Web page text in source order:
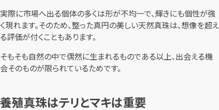
実際に市場へ出る個体の多くは形が不均一で、輝きにも個性が強
く現れます。そのため、整った真円の美しい天然真珠は、想像を超え
る評価が付くこともあります。
そもそも自然の中で偶然に生まれるものである以上、出会える機
会そのものが限られているためです。
養殖真珠はテリとマキは重要